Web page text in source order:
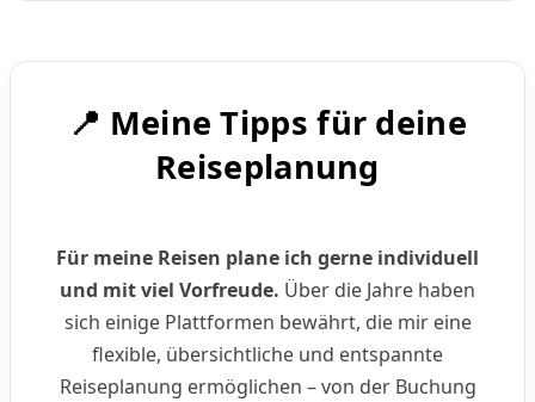
​📍​ Meine Tipps für deine
Reiseplanung
Für meine Reisen plane ich gerne individuell
und mit viel Vorfreude. Über die Jahre haben
sich einige Plattformen bewährt, die mir eine
flexible, übersichtliche und entspannte
Reiseplanung ermöglichen – von der Buchung